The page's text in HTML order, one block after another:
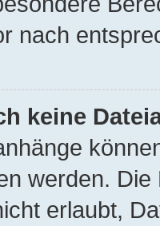
nach
keine
werden.
erlaubt,